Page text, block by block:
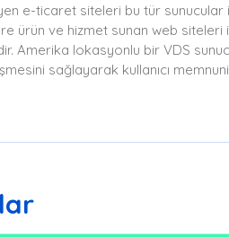
e-ticaret siteleri bu tür
ürün ve hizmet sunan web siteleri
Amerika lokasyonlu bir VDS
sağlayarak kullanıcı